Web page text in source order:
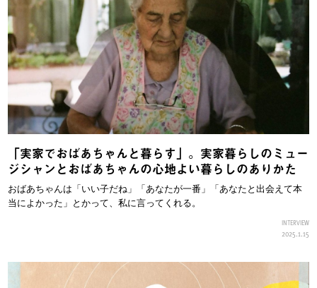
「実家でおばあちゃんと暮らす」。実家暮らしのミュー
ジシャンとおばあちゃんの心地よい暮らしのありかた
おばあちゃんは「いい子だね」「あなたが一番」「あなたと出会えて本
当によかった」とかって、私に言ってくれる。
INTERVIEW
2025.1.15